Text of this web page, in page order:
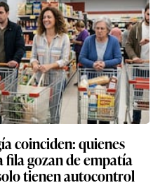
coinciden: quienes
fila gozan de empatía
tienen autocontrol